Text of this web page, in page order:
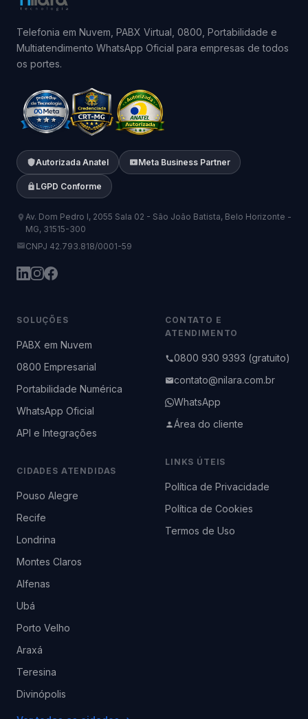
Telefonia em Nuvem, PABX Virtual, 0800, Portabilidade e
Multiatendimento WhatsApp Oficial para empresas de todos
os portes.
Autorizada Anatel Meta Business Partner
LGPD Conforme
Av. Dom Pedro I, 2055 Sala 02 - São João Batista, Belo Horizonte -
MG, 31515-300
CNPJ 42.793.818/0001-59
SOLUÇÕES
PABX em Nuvem
0800 Empresarial
Portabilidade Numérica
WhatsApp Oficial
API e Integrações
CIDADES ATENDIDAS
Pouso Alegre
Recife
Londrina
Montes Claros
Alfenas
Ubá
Porto Velho
Araxá
Teresina
Divinópolis
CONTATO E
ATENDIMENTO
0800 930 9393 (gratuito)
contato@nilara.com.br
WhatsApp
Área do cliente
LINKS ÚTEIS
Política de Privacidade
Política de Cookies
Termos de Uso